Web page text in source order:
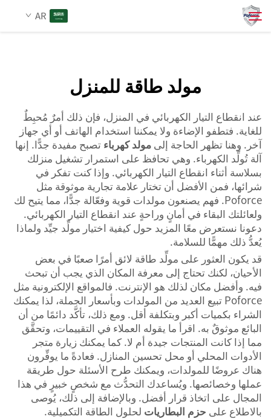
مولدات الطاقة
مفيدة جدًّا. وهي آلة تُنتج…">
AR
المنتجات
الخدمات
الأخبار
اتصل بنا
مولد طاقة للمنزل
عند انقطاع التيار الكهربائي في المنزل، فإن ذلك أمرٌ مُحبِطٌ
للغاية. فتطفو الإضاءة ولا يمكننا استخدام الهاتف أو أي جهاز
آخر. وهنا تظهر الحاجة إلى مولد كهرباء تصبح مفيدة جدًّا. إنها
آلة تُولِّد الكهرباء. وهي تحافظ على استمرار تشغيل منزلك
بسلاسة أثناء انقطاع التيار الكهربائي. وإذا كنت تفكر في
شرائها، فمن الأفضل أن تختار علامة تجارية موثوقة مثل
Poforce. فهم يصنعون مولدات قوية وفعّالة جدًّا، مما يتيح لك
ولعائلتك البقاء في أمانٍ وراحةٍ عند انقطاع التيار الكهربائي.
دعونا نستعرض معًا المزيد حول كيفية اختيار مولِّد جيِّد ولماذا
يُعدُّ ذلك مهمًّا للسلامة.
قد يكون العثور على مولِّد طاقة لائق أمرًا صعبًا في بعض
الأحيان، لكنك تحتاج إلى معرفة المكان الذي يجب أن تبحث
فيه. وأفضل مكان لذلك هو الإنترنت. فالمواقع الإلكترونية مثل
Poforce تبيع العديد من المولدات وبأسعار الجملة، لذا يمكنك
الشراء بكميات أكبر وبتكلفة أقل. ومع ذلك، تأكَّد دائمًا من أن
البائع موثوقٌ به. اقرأ ما يقوله العملاء في التقييمات، وتحقَّق
مما إذا كانت المنتجات جيدة أم لا. كما يمكنك زيارة متجر
الأدوات المحلي أو محل تحسين المنازل. فعادةً ما يوفِّرون
هناك عروضًا للمولدات، ويمكنك طرح الأسئلة حول طريقة
عملها وخصائصها. ويُساعدك التحدُّث مع شخصٍ خبيرٍ في هذا
المجال على اتخاذ قرار أفضل. وبالإضافة إلى ذلك، يُوصى
بالاطلاع على حزم البطاريات لحلول الطاقة التكميلية.